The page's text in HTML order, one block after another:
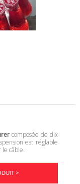
composée de dix
est réglable
le câble.
>